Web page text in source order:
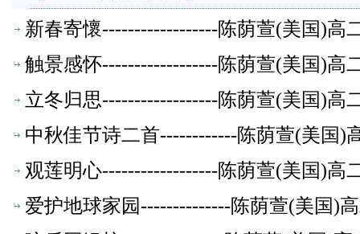
新春寄懷------------------陈荫萱(美国)高
触景感怀------------------陈荫萱(美国)高
立冬归思------------------陈荫萱(美国)高
中秋佳节诗二首------------陈荫萱(美国)
观莲明心------------------陈荫萱(美国)高
爱护地球家园--------------陈荫萱(美国)